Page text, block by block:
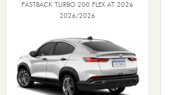
FASTBACK TURBO 200 FLEX AT 2026
2026/2026